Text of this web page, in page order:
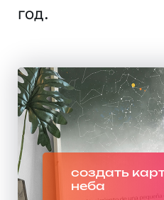
год.
создать
неба